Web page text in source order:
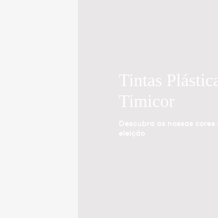
Tintas
Timicor
Descubra as nossas cores
eleição